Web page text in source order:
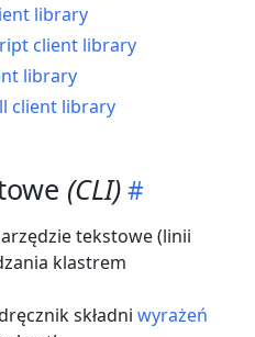
library
client library
library
client library
(CLI)
tekstowe (linii
klastrem
składni wyrażeń